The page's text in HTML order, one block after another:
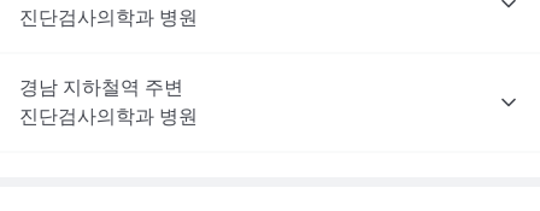
진단검사의학과 병원
경남 지하철역 주변
진단검사의학과 병원